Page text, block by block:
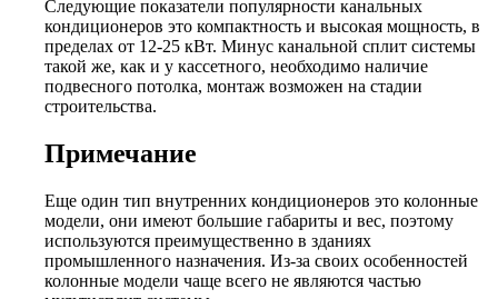
Следующие показатели популярности канальных
кондиционеров это компактность и высокая мощность, в
пределах от 12-25 кВт. Минус канальной сплит системы
такой же, как и у кассетного, необходимо наличие
подвесного потолка, монтаж возможен на стадии
строительства.
Примечание
Еще один тип внутренних кондиционеров это колонные
модели, они имеют большие габариты и вес, поэтому
используются преимущественно в зданиях
промышленного назначения. Из-за своих особенностей
колонные модели чаще всего не являются частью